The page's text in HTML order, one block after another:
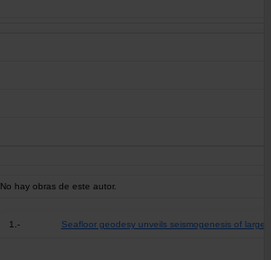
No hay obras de este autor.
1.-
Seafloor geodesy unveils seismogenesis of